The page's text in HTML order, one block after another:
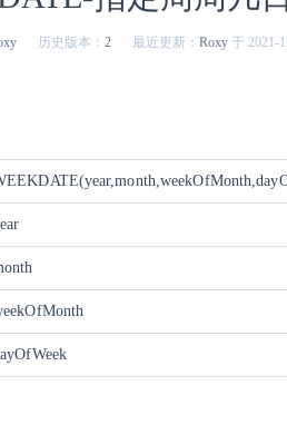
历史版本： 2 最近更新： Roxy 于 2021-